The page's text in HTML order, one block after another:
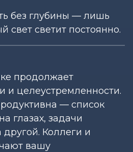
без глубины — лишь
свет светит постоянно.
продолжает
и целеустремленности.
— список
глазах, задачи
Коллеги и
вашу